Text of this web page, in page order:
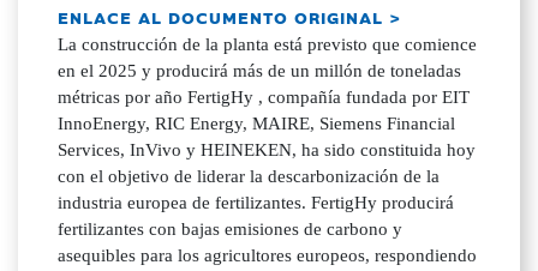
ENLACE AL DOCUMENTO ORIGINAL >
La construcción de la planta está previsto que comience
en el 2025 y producirá más de un millón de toneladas
métricas por año FertigHy , compañía fundada por EIT
InnoEnergy, RIC Energy, MAIRE, Siemens Financial
Services, InVivo y HEINEKEN, ha sido constituida hoy
con el objetivo de liderar la descarbonización de la
industria europea de fertilizantes. FertigHy producirá
fertilizantes con bajas emisiones de carbono y
asequibles para los agricultores europeos, respondiendo